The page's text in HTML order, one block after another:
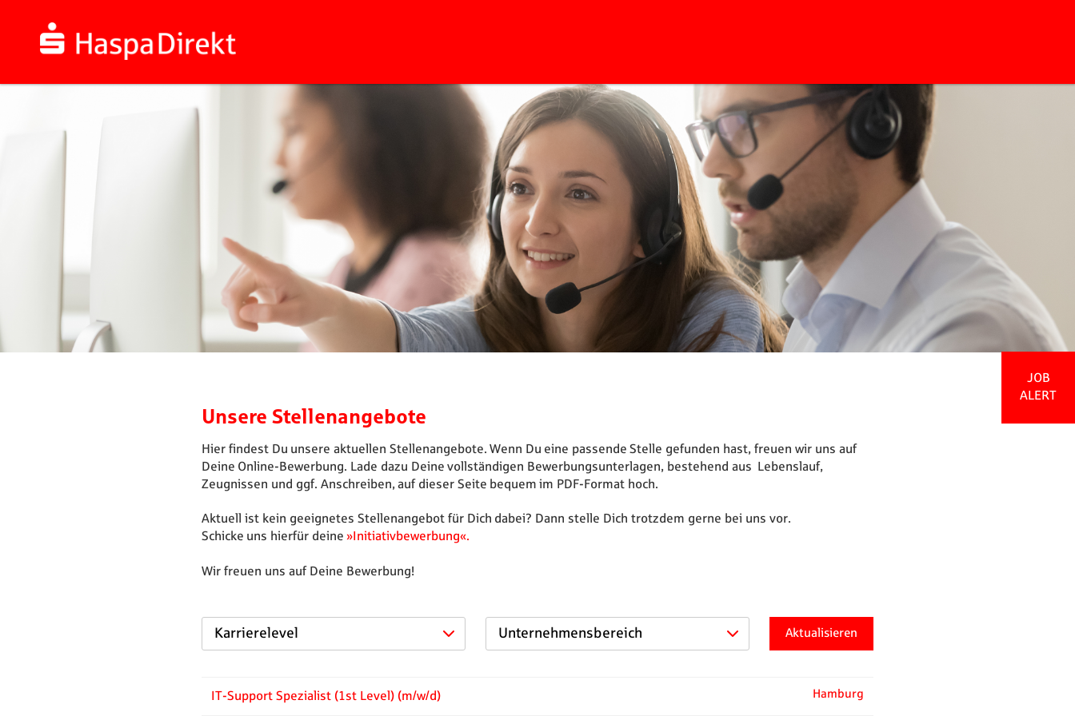
Unsere Stellenangebote
Hier findest Du unsere aktuellen Stellenangebote. Wenn Du eine passende Stelle gefunden hast, freuen wir uns auf
Deine Online-Bewerbung. Lade dazu Deine vollständigen Bewerbungsunterlagen, bestehend aus Lebenslauf,
Zeugnissen und ggf. Anschreiben, auf dieser Seite bequem im PDF-Format hoch.
Aktuell ist kein geeignetes Stellenangebot für Dich dabei? Dann stelle Dich trotzdem gerne bei uns vor.
Schicke uns hierfür deine
Initiativbewerbung .
Wir freuen uns auf Deine Bewerbung!
Karrierelevel Unternehmensbereich Aktualisieren
IT-Support Spezialist (1st Level) (m/w/d) Hamburg
JOB
ALERT